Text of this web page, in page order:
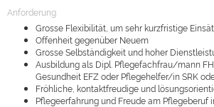
Anforderung
Grosse Flexibilität, um sehr kurzfristige
Offenheit gegenüber Neuem
Grosse Selbständigkeit und hoher
Ausbildung als Dipl. Pflegefachfrau/mann
Gesundheit EFZ oder Pflegehelfer/in SRK
Fröhliche, kontaktfreudige und
Pflegeerfahrung und Freude am Pflegeberuf